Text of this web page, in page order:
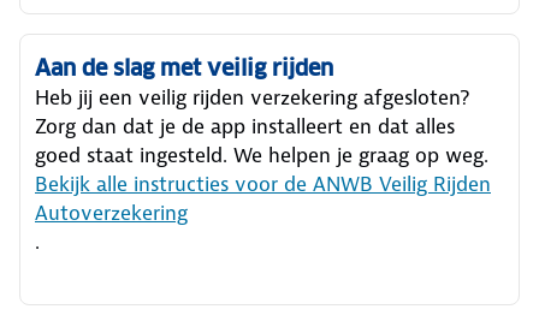
Aan de slag met veilig rijden
Heb jij een veilig rijden verzekering afgesloten?
Zorg dan dat je de app installeert en dat alles
goed staat ingesteld. We helpen je graag op weg.
Bekijk alle instructies voor de ANWB Veilig Rijden
Autoverzekering
.